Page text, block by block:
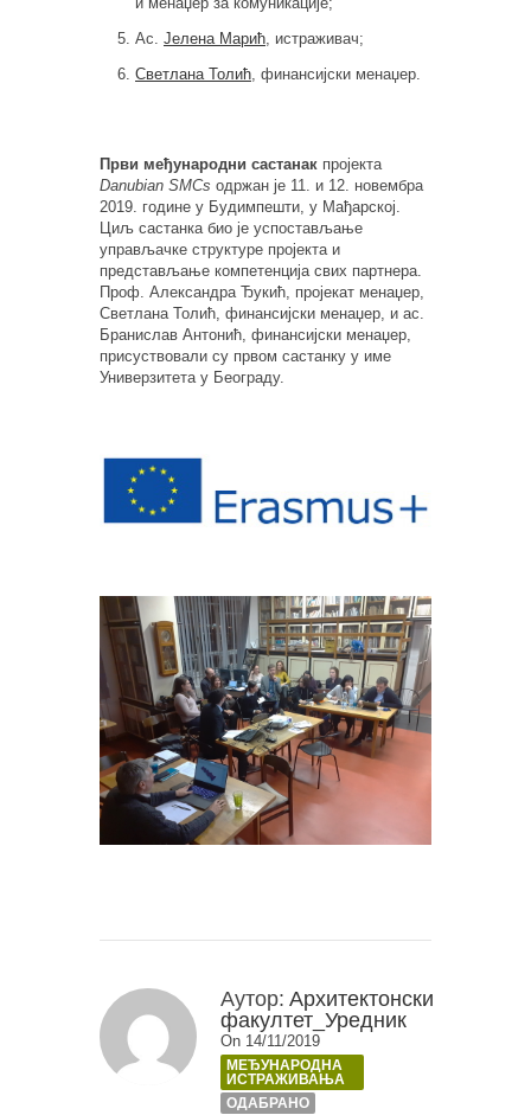
Ас. Јелена Марић, истраживач;
Светлана Толић, финансијски менаџер.
Први међународни састанак пројекта
Danubian SMCs одржан је 11. и 12. новембра
2019. године у Будимпешти, у Мађарској.
Циљ састанка био је успостављање
управљачке структуре пројекта и
представљање компетенција свих партнера.
Проф. Александра Ђукић, пројекат менаџер,
Светлана Толић, финансијски менаџер, и ас.
Бранислав Антонић, финансијски менаџер,
присуствовали су првом састанку у име
Универзитета у Београду.
Аутор: Архитектонски
факултет_Уредник
On 14/11/2019
МЕЂУНАРОДНА
ИСТРАЖИВАЊА
ОДАБРАНО